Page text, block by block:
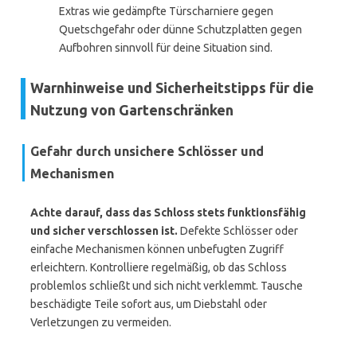
Extras wie gedämpfte Türscharniere gegen
Quetschgefahr oder dünne Schutzplatten gegen
Aufbohren sinnvoll für deine Situation sind.
Warnhinweise und Sicherheitstipps für die
Nutzung von Gartenschränken
Gefahr durch unsichere Schlösser und
Mechanismen
Achte darauf, dass das Schloss stets funktionsfähig
und sicher verschlossen ist. Defekte Schlösser oder
einfache Mechanismen können unbefugten Zugriff
erleichtern. Kontrolliere regelmäßig, ob das Schloss
problemlos schließt und sich nicht verklemmt. Tausche
beschädigte Teile sofort aus, um Diebstahl oder
Verletzungen zu vermeiden.